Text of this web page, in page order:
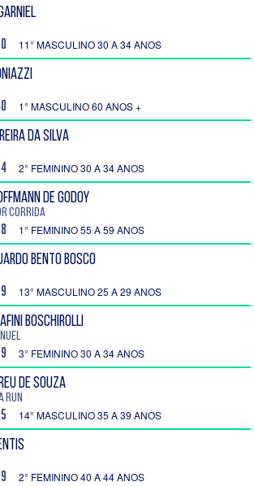
11° MASCULINO 30 A 34 ANOS
1° MASCULINO 60 ANOS +
DA SILVA
2° FEMININO 30 A 34 ANOS
DE GODOY
CORRIDA
1° FEMININO 55 A 59 ANOS
BENTO BOSCO
13° MASCULINO 25 A 29 ANOS
BOSCHIROLLI
3° FEMININO 30 A 34 ANOS
DE SOUZA
Run
14° MASCULINO 35 A 39 ANOS
2° FEMININO 40 A 44 ANOS